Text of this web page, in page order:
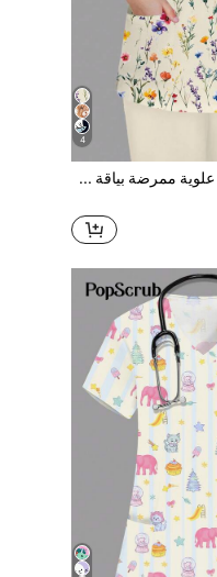
4
PopScrub ملابس علوية ممرضة بياقة على شكل حرف V وأكمام قصيرة وجيبين مطبوعة بنقشة الزهور باللون البيج، ملابس علوية عمل للعاملين في الرعاية الصحية، بدلة فنيي البيطرة، ملابس عمل للاختصاصي التغذية، معطف مختبر، ملابس علوية صيفية مقاس كبير